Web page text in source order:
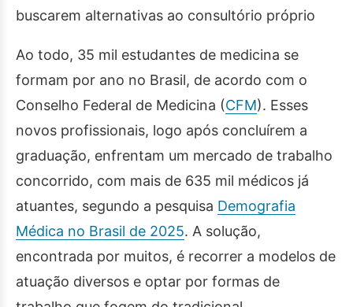
buscarem alternativas ao consultório próprio
Ao todo, 35 mil estudantes de medicina se
formam por ano no Brasil, de acordo com o
Conselho Federal de Medicina (CFM). Esses
novos profissionais, logo após concluírem a
graduação, enfrentam um mercado de trabalho
concorrido, com mais de 635 mil médicos já
atuantes, segundo a pesquisa Demografia
Médica no Brasil de 2025. A solução,
encontrada por muitos, é recorrer a modelos de
atuação diversos e optar por formas de